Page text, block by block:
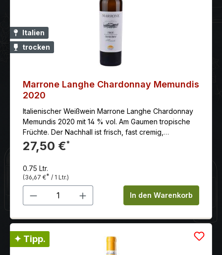
Italien
trocken
Marrone Langhe Chardonnay Memundis
2020
Italienischer Weißwein Marrone Langhe Chardonnay
Memundis 2020 mit 14 % vol. Am Gaumen tropische
Früchte. Der Nachhall ist frisch, fast cremig,
mineralisch, klar und lang.
27,50 €*
0.75 Ltr.
(36,67 €* / 1 Ltr.)
Produkt Anzahl: Gib denIn den Warenkorb
✦ Tipp.